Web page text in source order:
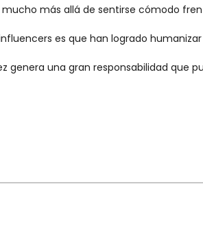
más allá de sentirse cómodo
es que han logrado
genera una gran responsabilidad que